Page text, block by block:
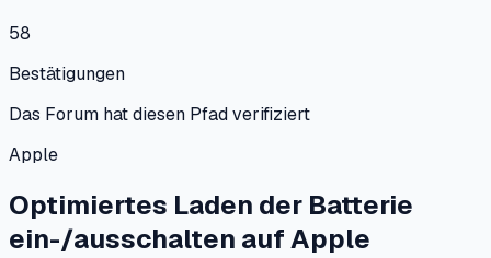
58
Bestätigungen
Das Forum hat diesen Pfad verifiziert
Apple
Optimiertes Laden der Batterie
ein-/ausschalten aufApple